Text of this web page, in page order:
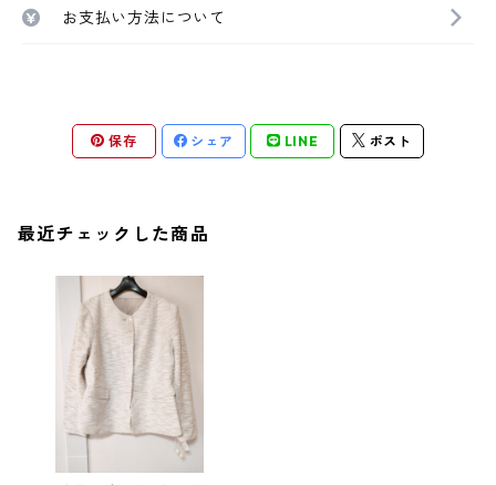
お支払い方法について
保存 シェア LINE ポスト
最近チェックした商品